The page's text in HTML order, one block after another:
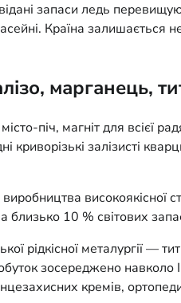
запаси ледь
Країна залишається
марганець,
піч, магніт для всієї
криворізькі залізисті
високоякісної
близько 10 % світових
рідкісної металургії —
зосереджено
кремів,